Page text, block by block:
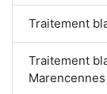
Traitement
Traitement